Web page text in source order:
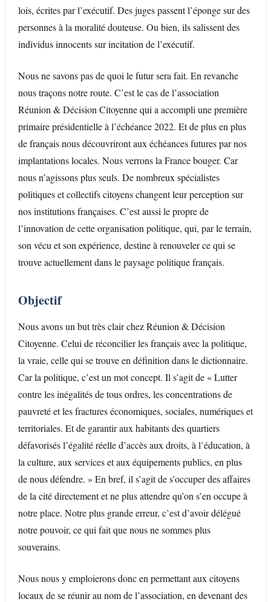
lois, écrites par l’exécutif. Des juges passent l’éponge sur des
personnes à la moralité douteuse. Ou bien, ils salissent des
individus innocents sur incitation de l’exécutif.
Nous ne savons pas de quoi le futur sera fait. En revanche
nous traçons notre route. C’est le cas de l’association
Réunion & Décision Citoyenne qui a accompli une première
primaire présidentielle à l’échéance 2022. Et de plus en plus
de français nous découvriront aux échéances futures par nos
implantations locales. Nous verrons la France bouger. Car
nous n’agissons plus seuls. De nombreux spécialistes
politiques et collectifs citoyens changent leur perception sur
nos institutions françaises. C’est aussi le propre de
l’innovation de cette organisation politique, qui, par le terrain,
son vécu et son expérience, destine à renouveler ce qui se
trouve actuellement dans le paysage politique français.
Objectif
Nous avons un but très clair chez Réunion & Décision
Citoyenne. Celui de réconcilier les français avec la politique,
la vraie, celle qui se trouve en définition dans le dictionnaire.
Car la politique, c’est un mot concept. Il s’agit de « Lutter
contre les inégalités de tous ordres, les concentrations de
pauvreté et les fractures économiques, sociales, numériques et
territoriales. Et de garantir aux habitants des quartiers
défavorisés l’égalité réelle d’accès aux droits, à l’éducation, à
la culture, aux services et aux équipements publics, en plus
de nous défendre. » En bref, il s’agit de s’occuper des affaires
de la cité directement et ne plus attendre qu’on s’en occupe à
notre place. Notre plus grande erreur, c’est d’avoir délégué
notre pouvoir, ce qui fait que nous ne sommes plus
souverains.
Nous nous y emploierons donc en permettant aux citoyens
locaux de se réunir au nom de l’association, en devenant des